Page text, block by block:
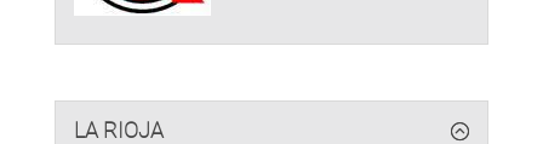
LA RIOJA